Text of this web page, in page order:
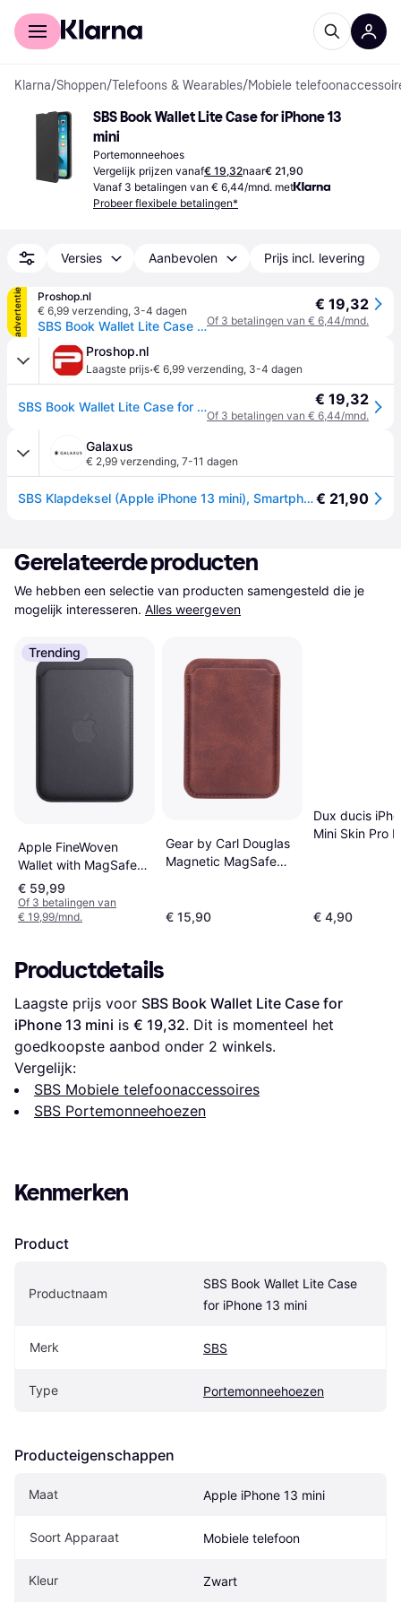
Voor shoppers
Klarna/Shoppen/Telefoons & Wearables/Mobiele
SBS Book Wallet Lite Case for iPhone 13
mini
Portemonneehoes
Vergelijk prijzen vanaf€ 19,32naar€ 21,90
Vanaf 3 betalingen van € 6,44/mnd. met
Probeer flexibele betalingen*
Versies Aanbevolen Prijs incl. levering
advertentie
Proshop.nl
€ 6,99 verzending, 3-4 dagen
SBS Book Wallet Lite Case for iPhone 13 mini® - Black
€ 19,32
Of 3 betalingen van € 6,44/mnd.
Proshop.nl
Laagste prijs·€ 6,99 verzending, 3-4 dagen
SBS Book Wallet Lite Case for iPhone 13 mini® - Black € 19,32
Of 3 betalingen van € 6,44/mnd.
Galaxus
€ 2,99 verzending, 7-11 dagen
SBS Klapdeksel (Apple iPhone 13 mini), Smartphonehoes, Zwart€ 21,90
Gerelateerde producten
We hebben een selectie van producten samengesteld die je
mogelijk interesseren. Alles weergeven
Trending
Apple FineWoven
Wallet with MagSafe
for iPhone Black
€ 59,99
Of 3 betalingen van
€ 19,99/mnd.
Gear by Carl Douglas
Magnetic MagSafe
€ 15,90
Dux ducis
Mini Skin Pro
€ 4,90
Productdetails
Laagste prijs voor SBS Book Wallet Lite Case for
iPhone 13 mini is € 19,32. Dit is momenteel het
goedkoopste aanbod onder 2 winkels.
Vergelijk:
SBS Mobiele telefoonaccessoires
SBS Portemonneehoezen
Kenmerken
Product
Productnaam
SBS Book Wallet Lite Case
for iPhone 13 mini
Merk SBS
Type Portemonneehoezen
Producteigenschappen
Maat Apple iPhone 13 mini
Soort Apparaat Mobiele telefoon
Kleur Zwart